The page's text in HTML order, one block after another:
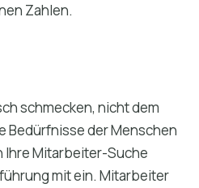
Zahlen.
schmecken, nicht dem
Bedürfnisse der Menschen
Ihre Mitarbeiter-Suche
mit ein. Mitarbeiter